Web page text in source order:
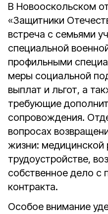
В Новооскольском
«Защитники
встреча с семьями
специальной
профильными
меры социальной
выплат и льгот, а
требующие
сопровождения.
вопросах
жизни: медицинской
трудоустройстве,
собственное дело
контракта.
Особое внимание